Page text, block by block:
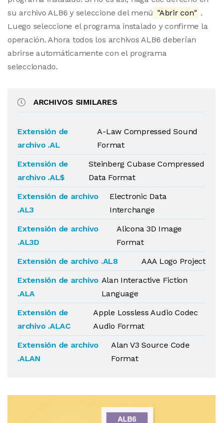
su archivo ALB6 y seleccione del menú "Abrir con" .
Luego seleccione el programa instalado y confirme la
operación. Ahora todos los archivos ALB6 deberían
abrirse automáticamente con el programa
seleccionado.
ARCHIVOS SIMILARES
Extensión de
archivo .AL
A-Law Compressed Sound
Format
Extensión de
archivo .AL$
Steinberg Cubase Compressed
Data Format
Extensión de archivo
.AL3
Electronic Data
Interchange
Extensión de archivo
.AL3D
Alicona 3D Image
Format
Extensión de archivo .AL8
AAA Logo Project
Extensión de archivo
.ALA
Alan Interactive Fiction
Language
Extensión de
archivo .ALAC
Apple Lossless Audio Codec
Audio Format
Extensión de archivo
.ALAN
Alan V3 Source Code
Format